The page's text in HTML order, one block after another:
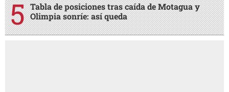
Tabla de posiciones tras caída de Motagua y
Olimpia sonríe: así queda